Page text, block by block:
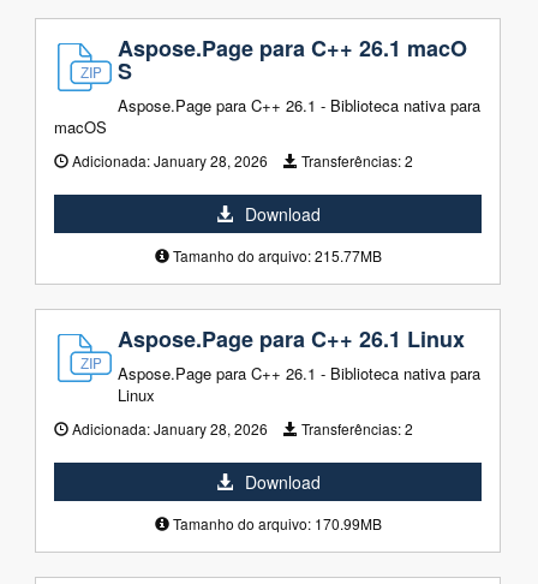
Aspose.Page para C++ 26.1 macO
S
Aspose.Page para C++ 26.1 - Biblioteca nativa para
macOS
Adicionada:January 28, 2026 Transferências:2
Download
Tamanho do arquivo: 215.77MB
Aspose.Page para C++ 26.1 Linux
Aspose.Page para C++ 26.1 - Biblioteca nativa para
Linux
Adicionada:January 28, 2026 Transferências:2
Download
Tamanho do arquivo: 170.99MB